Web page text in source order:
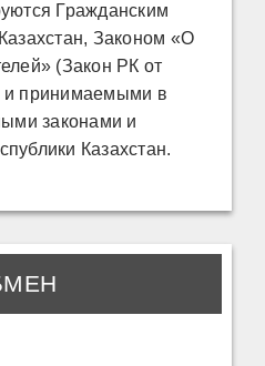
Гражданским
Законом «О
(Закон РК от
и принимаемыми в
законами и
Казахстан.